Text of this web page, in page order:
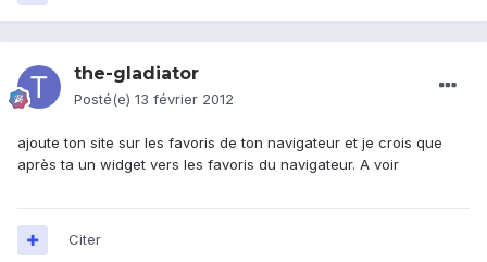
the-gladiator
Posté(e) 13 février 2012
ajoute ton site sur les favoris de ton navigateur et je crois que
après ta un widget vers les favoris du navigateur. A voir
Citer